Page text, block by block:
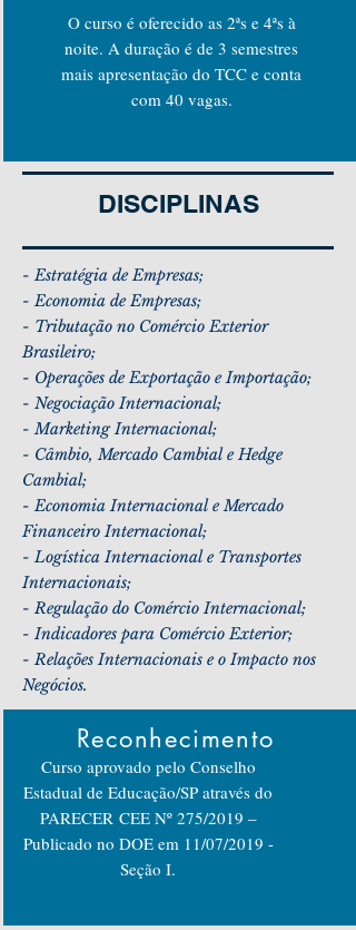
O curso é oferecido as 2ªs e 4ªs à
noite. A duração é de 3 semestres
mais apresentação do TCC e conta
com 40 vagas.
DISCIPLINAS
- Estratégia de Empresas;
- Economia de Empresas;
- Tributação no Comércio Exterior
Brasileiro;
- Operações de Exportação e Importação;
- Negociação Internacional;
- Marketing Internacional;
- Câmbio, Mercado Cambial e Hedge
Cambial;
- Economia Internacional e Mercado
Financeiro Internacional;
- Logística Internacional e Transportes
Internacionais;
- Regulação do Comércio Internacional;
- Indicadores para Comércio Exterior;
- Relações Internacionais e o Impacto nos
Negócios.
Reconhecimento
Curso aprovado pelo Conselho
Estadual de Educação/SP através do
PARECER CEE Nº 275/2019 –
Publicado no DOE em 11/07/2019 -
Seção I.